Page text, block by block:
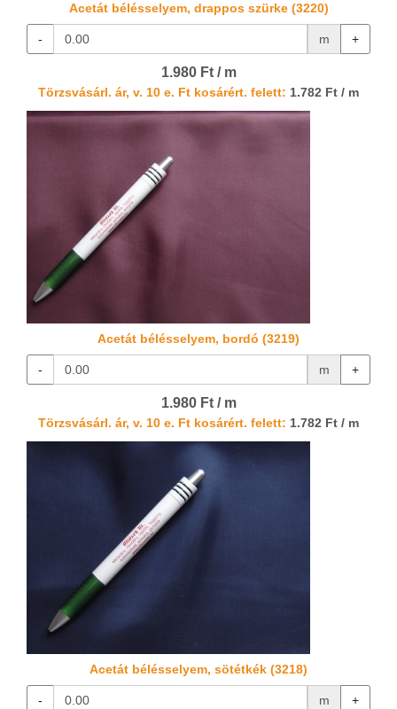
Acetát bélésselyem, drappos szürke (3220)
- m +
1.980 Ft / m
Törzsvásárl. ár, v. 10 e. Ft kosárért. felett: 1.782 Ft / m
Acetát bélésselyem, bordó (3219)
- m +
1.980 Ft / m
Törzsvásárl. ár, v. 10 e. Ft kosárért. felett: 1.782 Ft / m
Acetát bélésselyem, sötétkék (3218)
- m +